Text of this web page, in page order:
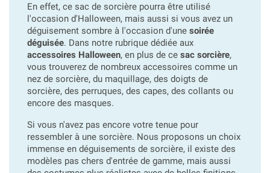
En effet, ce sac de sorcière pourra être utilisé
l'occasion d'Halloween, mais aussi si vous avez un
déguisement sombre à l'occasion d'une soirée
déguisée. Dans notre rubrique dédiée aux
accessoires Halloween, en plus de ce sac sorcière,
vous trouverez de nombreux accessoires comme un
nez de sorcière, du maquillage, des doigts de
sorcière, des perruques, des capes, des collants ou
encore des masques.
Si vous n'avez pas encore votre tenue pour
ressembler à une sorcière. Nous proposons un choix
immense en déguisements de sorcière, il existe des
modèles pas chers d'entrée de gamme, mais aussi